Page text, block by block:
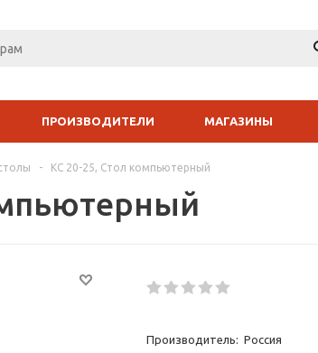
ПРОИЗВОДИТЕЛИ МАГАЗИНЫ
- КС 20-25, Стол компьютерный
Производитель: Россия